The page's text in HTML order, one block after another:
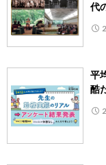
代
平
酷